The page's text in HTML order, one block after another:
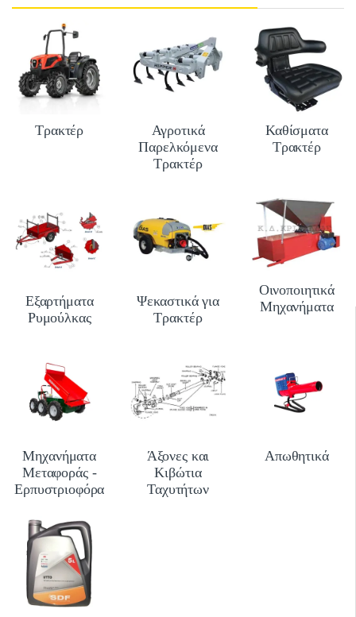
Τρακτέρ
Αγροτικά
Παρελκόμενα
Τρακτέρ
Καθίσματα
Τρακτέρ
Εξαρτήματα
Ρυμούλκας
Ψεκαστικά για
Τρακτέρ
Οινοποιητικά
Μηχανήματα
Μηχανήματα
Μεταφοράς -
Ερπυστριοφόρα
Άξονες και
Κιβώτια
Ταχυτήτων
Απωθητικά